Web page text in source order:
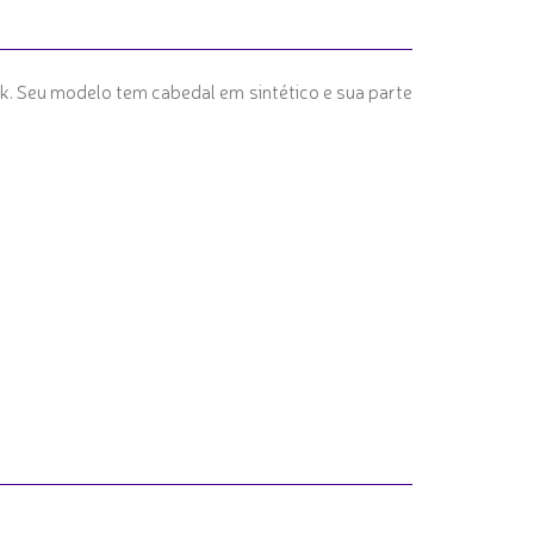
Seu modelo tem cabedal em sintético e sua parte